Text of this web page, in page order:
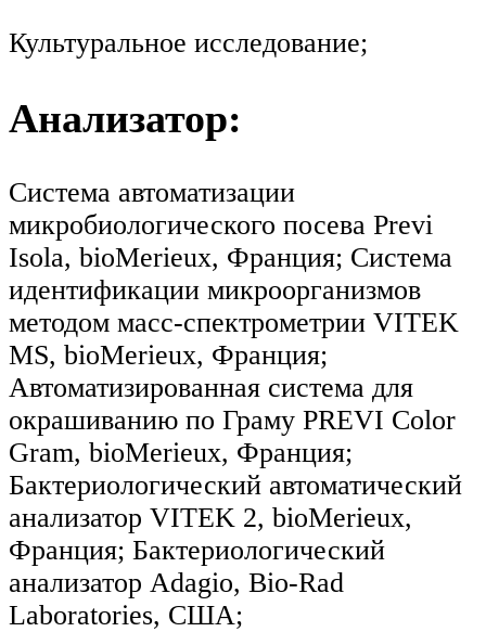
Культуральное исследование;
Анализатор:
Система автоматизации
микробиологического посева Previ
Isola, bioMerieux, Франция; Система
идентификации микроорганизмов
методом масс-спектрометрии VITEK
MS, bioMerieux, Франция;
Автоматизированная система для
окрашиванию по Граму PREVI Color
Gram, bioMerieux, Франция;
Бактериологический автоматический
анализатор VITEK 2, bioMerieux,
Франция; Бактериологический
анализатор Adagio, Bio-Rad
Laboratories, США;